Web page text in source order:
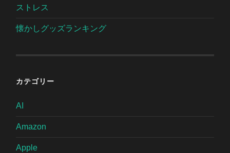
ストレス
懐かしグッズランキング
カテゴリー
AI
Amazon
Apple